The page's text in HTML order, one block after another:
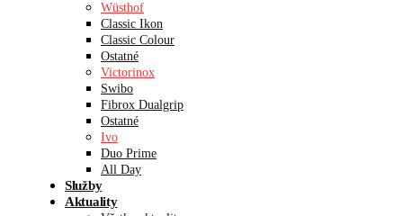
Wüsthof
Classic Ikon
Classic Colour
Ostatné
Victorinox
Swibo
Fibrox Dualgrip
Ostatné
Ivo
Duo Prime
All Day
Služby
Aktuality